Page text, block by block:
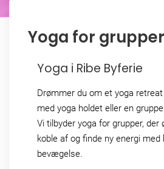
Yoga for grupper
Yoga i Ribe Byferie
Drømmer du om et yoga
med yoga holdet eller en
Vi tilbyder yoga for grupper, der
koble af og finde ny energi
bevægelse.